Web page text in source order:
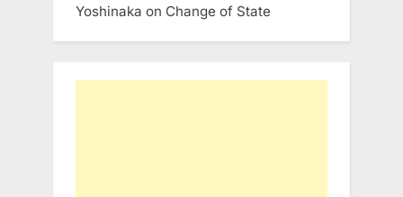
Yoshinaka on Change of State